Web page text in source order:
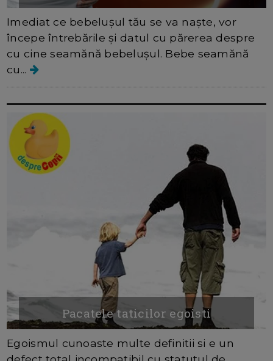
Imediat ce bebelușul tău se va naște, vor
începe întrebările și datul cu părerea despre
cu cine seamănă bebelușul. Bebe seamănă
cu...
Pacatele taticilor egoisti
Egoismul cunoaste multe definitii si e un